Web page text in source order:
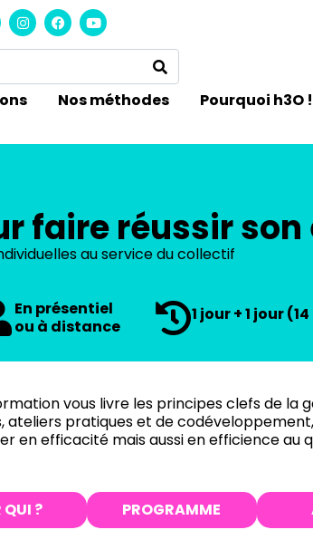
Nos méthodes Pourquoi h3O !
faire réussir
au service du collectif
En présentiel
ou à distance
1 jour + 1 jour
vous livre les principes clefs de la
ateliers pratiques et de
en efficacité mais aussi en efficience au
QUI ? PROGRAMME